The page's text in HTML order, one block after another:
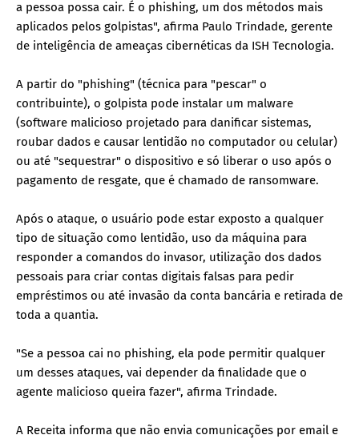
a pessoa possa cair. É o phishing, um dos métodos mais
aplicados pelos golpistas", afirma Paulo Trindade, gerente
de inteligência de ameaças cibernéticas da ISH Tecnologia.
A partir do "phishing" (técnica para "pescar" o
contribuinte), o golpista pode instalar um malware
(software malicioso projetado para danificar sistemas,
roubar dados e causar lentidão no computador ou celular)
ou até "sequestrar" o dispositivo e só liberar o uso após o
pagamento de resgate, que é chamado de ransomware.
Após o ataque, o usuário pode estar exposto a qualquer
tipo de situação como lentidão, uso da máquina para
responder a comandos do invasor, utilização dos dados
pessoais para criar contas digitais falsas para pedir
empréstimos ou até invasão da conta bancária e retirada de
toda a quantia.
"Se a pessoa cai no phishing, ela pode permitir qualquer
um desses ataques, vai depender da finalidade que o
agente malicioso queira fazer", afirma Trindade.
A Receita informa que não envia comunicações por email e